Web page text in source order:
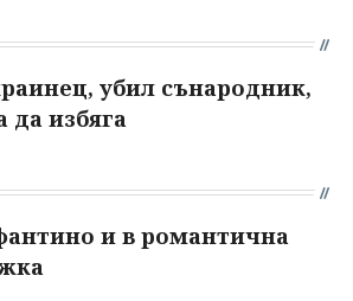
убил сънародник,
да избяга
и в романтична